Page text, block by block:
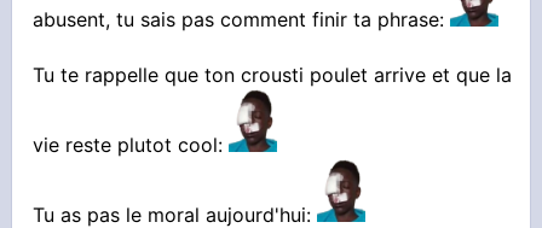
abusent, tu sais pas comment finir ta phrase:
Tu te rappelle que ton crousti poulet arrive et que la
vie reste plutot cool:
Tu as pas le moral aujourd'hui: